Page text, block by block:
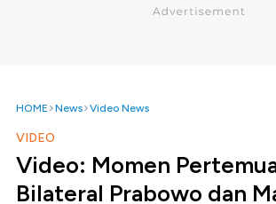
HOME News Video News
VIDEO
Video: Momen
Bilateral Prabowo dan